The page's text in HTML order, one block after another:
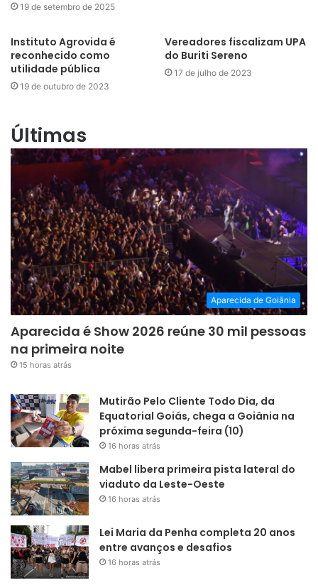
19 de setembro de 2025
Instituto Agrovida é
reconhecido como
utilidade pública
19 de outubro de 2023
Vereadores fiscalizam UPA
do Buriti Sereno
17 de julho de 2023
Últimas
Aparecida de Goiânia
Aparecida é Show 2026 reúne 30 mil pessoas
na primeira noite
15 horas atrás
Mutirão Pelo Cliente Todo Dia, da
Equatorial Goiás, chega a Goiânia na
próxima segunda-feira (10)
16 horas atrás
Mabel libera primeira pista lateral do
viaduto da Leste-Oeste
16 horas atrás
Lei Maria da Penha completa 20 anos
entre avanços e desafios
16 horas atrás